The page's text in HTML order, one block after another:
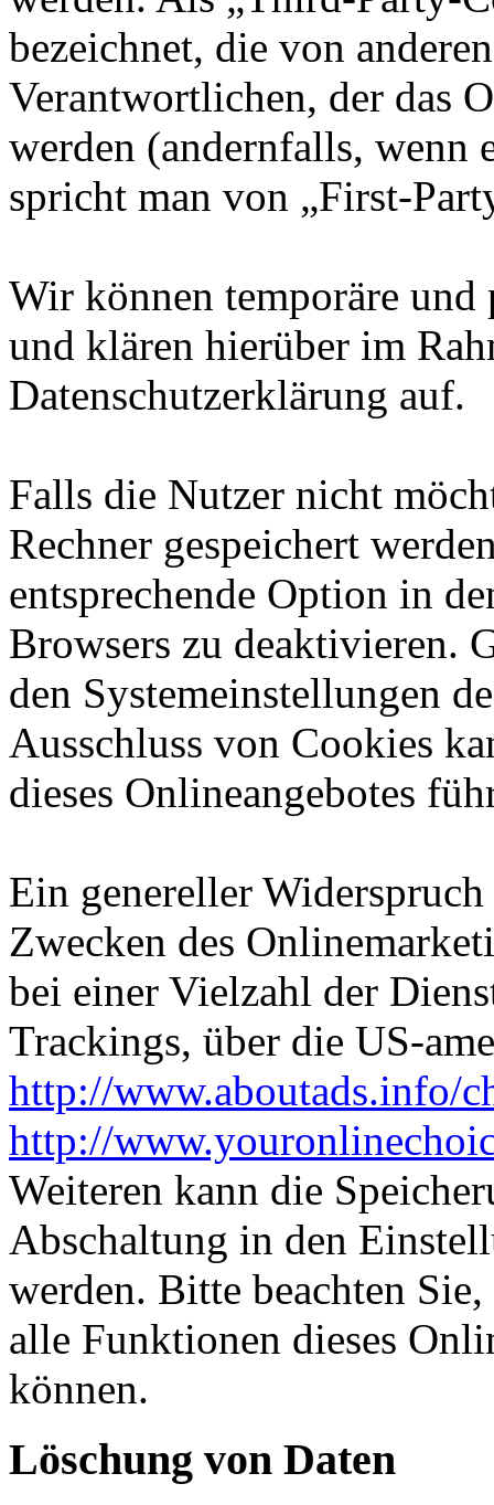
bezeichnet, die von
Verantwortlichen, der das
werden (andernfalls, wenn
spricht man von „First-
Wir können temporäre und
und klären hierüber im
Datenschutzerklärung auf.
Falls die Nutzer nicht
Rechner gespeichert
entsprechende Option in
Browsers zu deaktivieren.
den Systemeinstellungen
Ausschluss von Cookies
dieses Onlineangebotes
Ein genereller
Zwecken des
bei einer Vielzahl der
Trackings, über die US-
http://www.aboutads.info/
http://
Weiteren kann die
Abschaltung in den
werden. Bitte beachten
alle Funktionen dieses
können.
Löschung von Daten